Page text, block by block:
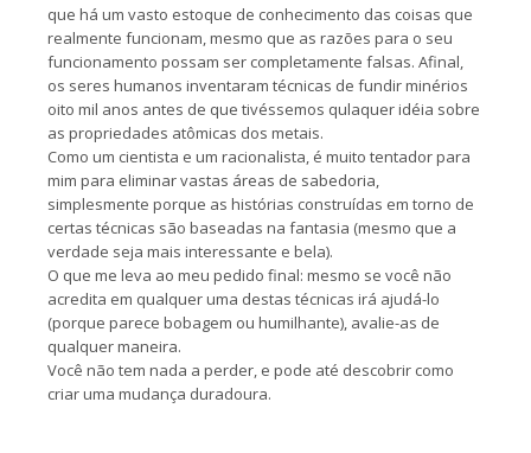
que há um vasto estoque de conhecimento das coisas que
realmente funcionam, mesmo que as razões para o seu
funcionamento possam ser completamente falsas. Afinal,
os seres humanos inventaram técnicas de fundir minérios
oito mil anos antes de que tivéssemos qulaquer idéia sobre
as propriedades atômicas dos metais.
Como um cientista e um racionalista, é muito tentador para
mim para eliminar vastas áreas de sabedoria,
simplesmente porque as histórias construídas em torno de
certas técnicas são baseadas na fantasia (mesmo que a
verdade seja mais interessante e bela).
O que me leva ao meu pedido final: mesmo se você não
acredita em qualquer uma destas técnicas irá ajudá-lo
(porque parece bobagem ou humilhante), avalie-as de
qualquer maneira.
Você não tem nada a perder, e pode até descobrir como
criar uma mudança duradoura.